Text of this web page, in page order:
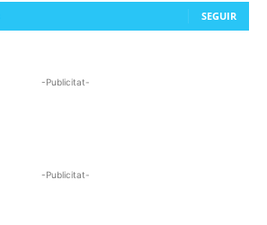
SEGUIR
-Publicitat-
-Publicitat-